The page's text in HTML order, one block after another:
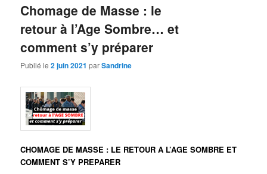
Chomage de Masse : le
retour à l’Age Sombre… et
comment s’y préparer
Publié le2 juin 2021 parSandrine
CHOMAGE DE MASSE : LE RETOUR A L’AGE SOMBRE ET
COMMENT S’Y PREPARER